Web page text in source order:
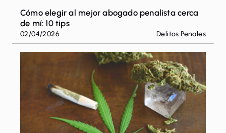
Cómo elegir al mejor abogado penalista cerca
de mí: 10 tips
02/04/2026 Delitos Penales